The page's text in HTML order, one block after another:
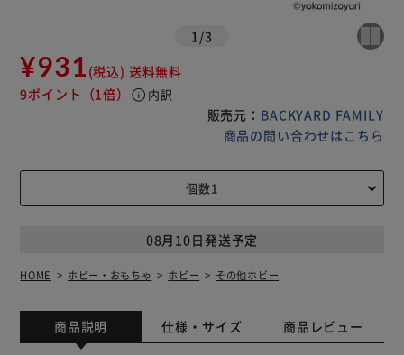
1 /3
¥931 (税込) 送料無料
9ポイント （1倍） info 内訳
販売元： BACKYARD FAMILY
商品の問い合わせはこちら
08月10日発送予定
HOME ホビー・おもちゃ ホビー その他ホビー
商品説明 仕様・サイズ 商品レビュー